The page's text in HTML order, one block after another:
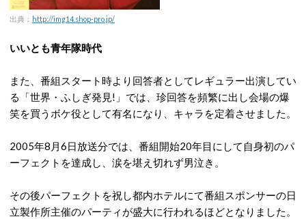
出典： http://img14.shop-pro.jp/
いいとも青年隊時代
また、番組スタート時より回答者としてレギュラー出演してい
る「世界・ふしぎ発見!」では、珍回答を頻繁に出し会場の爆
笑を買うボケ役として有名になり、キャラを定着させました。
2005年8月6日放送分では、番組開始20年目にして自身初のパ
ーフェクトを達成し、涙を堪え切れず男泣き。
その後パーフェクトを祝し都内ホテルにて番組スポンサーの日
立製作所主催のパーティが盛大に行われるほどとなりました。